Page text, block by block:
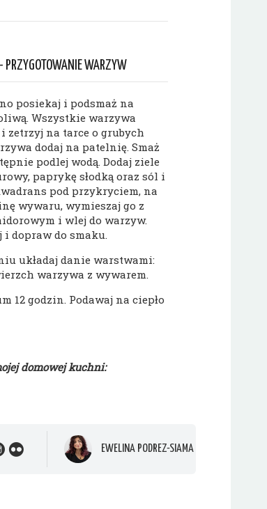
PRZYGOTOWANIE WARZYW
posiekaj i podsmaż na
Wszystkie warzywa
zetrzyj na tarce o grubych
dodaj na patelnię. Smaż
podlej wodą. Dodaj ziele
paprykę słodką oraz sól i
pod przykryciem, na
wywaru, wymieszaj go z
i wlej do warzyw.
i dopraw do smaku.
układaj danie warstwami:
warzywa z wywarem.
12 godzin. Podawaj na ciepło
domowej kuchni:
EWELINA PODREZ-SIAMA